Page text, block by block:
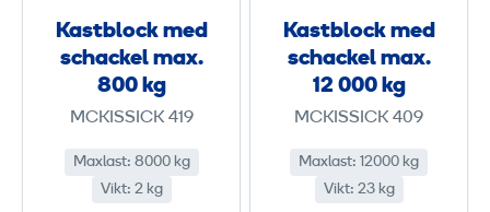
0
k
g
k
m
d
s
Kastblock med
schackel max.
800 kg
MCKISSICK 419
Maxlast: 8000 kg
Vikt: 2 kg
k
m
d
s
Kastblock med
schackel max.
12 000 kg
MCKISSICK 409
Maxlast: 12000 kg
Vikt: 23 kg